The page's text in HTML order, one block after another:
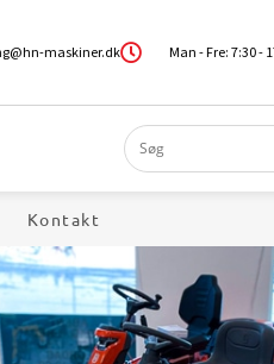
maskiner.dk Man - Fre: 7:30 -
Kontakt